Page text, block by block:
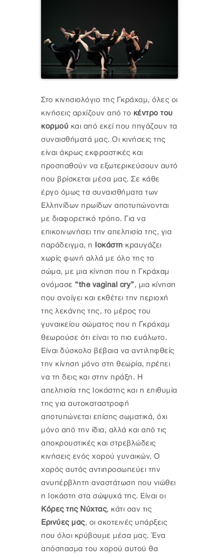
Στο κινησιολόγιο της Γκράχαμ, όλες οι
κινήσεις αρχίζουν από το κέντρο του
κορμού και από εκεί που πηγάζουν τα
συναισθήματά μας. Οι κινήσεις της
είναι άκρως εκφραστικές και
προσπαθούν να εξωτερικεύσουν αυτό
που βρίσκεται μέσα μας. Σε κάθε
έργο όμως τα συναισθήματα των
Ελληνίδων ηρωίδων αποτυπώνονται
με διαφορετικό τρόπο. Για να
επικοινωνήσει την απελπισία της, για
παράδειγμα, η Ιοκάστη κραυγάζει
χωρίς φωνή αλλά με όλο της το
σώμα, με μια κίνηση που η Γκράχαμ
ονόμασε “the vaginal cry”, μια κίνηση
που ανοίγει και εκθέτει την περιοχή
της λεκάνης της, το μέρος του
γυναικείου σώματος που η Γκράχαμ
θεωρούσε ότι είναι το πιο ευάλωτο.
Είναι δύσκολο βέβαια να αντιληφθείς
την κίνηση μόνο στη θεωρία, πρέπει
να τη δεις και στην πράξη. Η
απελπισία της Ιοκάστης και η επιθυμία
της για αυτοκαταστροφή
αποτυπώνεται επίσης σωματικά, όχι
μόνο από την ίδια, αλλά και από τις
αποκρουστικές και στρεβλώδεις
κινήσεις ενός χορού γυναικών. Ο
χορός αυτός αντιπροσωπεύει την
ανυπέρβλητη αναστάτωση που νιώθει
η Ιοκάστη στα σώψυχά της. Είναι οι
Κόρες της Νύχτας, κάτι σαν τις
Ερινύες μας, οι σκοτεινές υπάρξεις
που όλοι κρύβουμε μέσα μας. Ένα
απόσπασμα του χορού αυτού θα